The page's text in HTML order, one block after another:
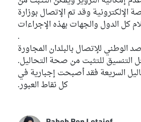
الإلكترونية وقد تم الإتصال بوزارة
كل الدول والجهات بهذه الإجراءات
.
الوطني للإتصال بالبلدان المجاورة
التنسيق للتثبت من صحة التحاليل.
السريعة فقد أصبحت إجبارية في
كل نقاط العبور.